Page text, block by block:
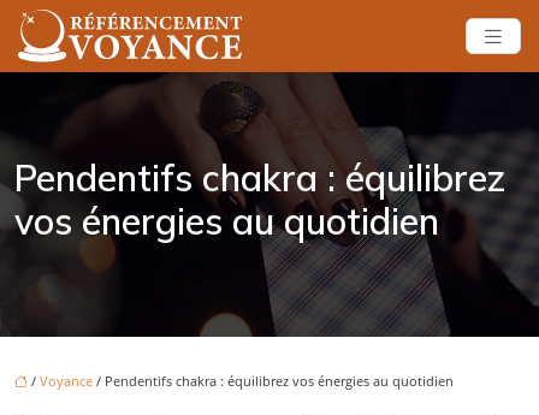
Pendentifs chakra : équilibrez
vos énergies au quotidien
/ Voyance / Pendentifs chakra : équilibrez vos énergies au quotidien